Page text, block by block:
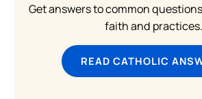
Get answers to common
faith and practices.
READ CATHOLIC